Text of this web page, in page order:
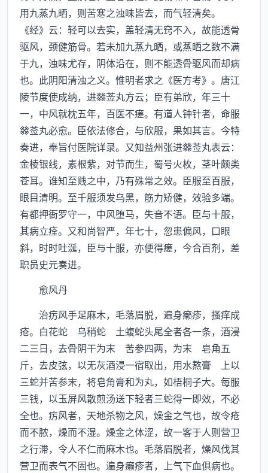
用九蒸九晒，则苦寒之浊味皆去，而气轻清矣。
《经》云：轻可以去实，盖轻清无窍不入，故能透骨
驱风，颈健筋骨。若未加九蒸九晒，或蒸晒之数不满
于九，浊味尤存，阴体沿在，则不能透骨驱风而却病
也。此阴阳清浊之义。惟明者求之《医方考》。唐江
陵节度使成纳，进莶丸方云；臣有弟欣，年三十
一，中风就枕五年，百医不瘥。有道人钟针者，命服
莶丸必愈。臣依法修合，与欣服，果如其言。今特
奏进，奉旨付医院详录。又知益州张进莶丸表云：
金棱银线，素根紫，对节而生，蜀号火枚，茎叶颇类
苍耳。谁知至贱之中，乃有殊常之效。臣服至百服，
眼目清明。至千服须发乌黑，筋力矫健，效验多端。
有都押衙罗守一，中风堕马，失音不语。臣与十服，
其病立痊。又和尚智严，年七十，忽患偏风，口眼
斜，时时吐涎，臣与十服，亦便得瘥，今合百剂，差
职员史元奏进。
愈风丹
治疠风手足麻木，毛落眉脱，遍身癞疹，搔痒成
疮。白花蛇 乌稍蛇 土蝮蛇头尾全者各一条，酒浸
二三日，去骨阴干为末 苦参四两，为末 皂角五
斤，去皮弦，以无灰酒浸一宿取出，用水熬膏 上以
三蛇并苦参末，将皂角膏和为丸，如梧桐子大。每服
三钱，以玉屏风散煎汤送下轻者三蛇得一即效，不必
全也。疠风者，天地杀物之风，燥金之气也，故令疮
而不脓，燥而不湿。燥金之体涩，故一客于人则营卫
之行滞，令人不仁而麻木也。毛落眉脱者，燥风伐其
营卫而表气不固也。遍身癞疹者，上气下血俱病也。